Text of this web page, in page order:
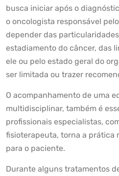
busca iniciar após o
o oncologista responsável
depender das
estadiamento do câncer, das
ele ou pelo estado geral do
ser limitada ou trazer
O acompanhamento de uma
multidisciplinar, também é
profissionais especialistas,
fisioterapeuta, torna a prática
para o paciente.
Durante alguns tratamentos